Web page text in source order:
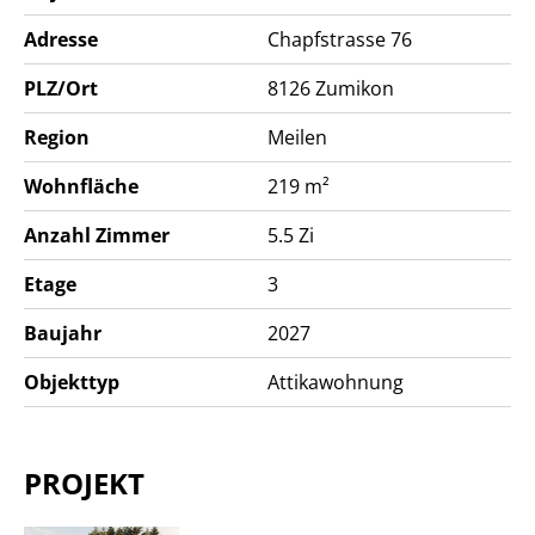
Adresse
Chapfstrasse 76
PLZ/Ort
8126Zumikon
Region
Meilen
Wohnfläche
219 m²
Anzahl Zimmer
5.5 Zi
Etage
3
Baujahr
2027
Objekttyp
Attikawohnung
PROJEKT